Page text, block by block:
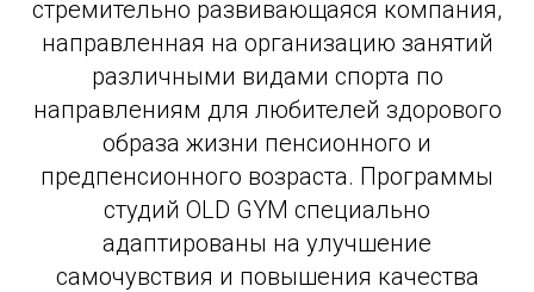
стремительно развивающаяся компания,
направленная на организацию занятий
различными видами спорта по
направлениям для любителей здорового
образа жизни пенсионного и
предпенсионного возраста. Программы
студий OLD GYM специально
адаптированы на улучшение
самочувствия и повышения качества